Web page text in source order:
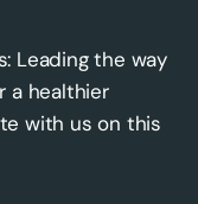
Leading the way
a healthier
with us on this